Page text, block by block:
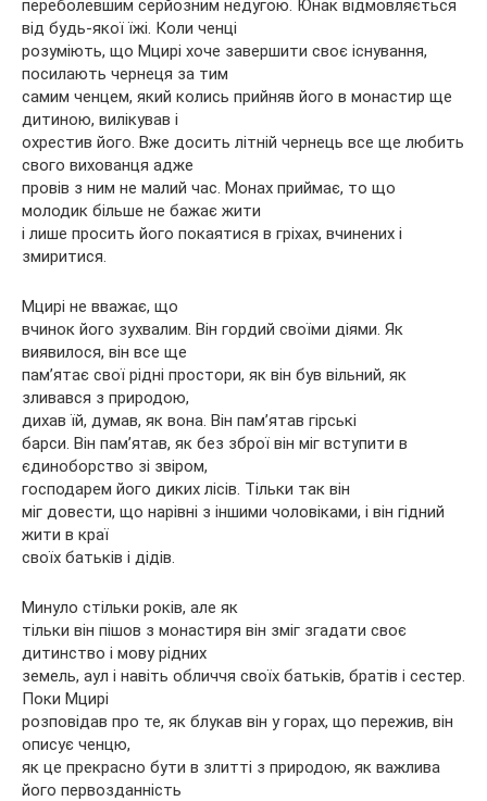
переболевшим серйозним недугою. Юнак відмовляється
від будь-якої їжі. Коли ченці
розуміють, що Мцирі хоче завершити своє існування,
посилають чернеця за тим
самим ченцем, який колись прийняв його в монастир ще
дитиною, вилікував і
охрестив його. Вже досить літній чернець все ще любить
свого вихованця адже
провів з ним не малий час. Монах приймає, то що
молодик більше не бажає жити
і лише просить його покаятися в гріхах, вчинених і
змиритися.
Мцирі не вважає, що
вчинок його зухвалим. Він гордий своїми діями. Як
виявилося, він все ще
пам’ятає свої рідні простори, як він був вільний, як
зливався з природою,
дихав їй, думав, як вона. Він пам’ятав гірські
барси. Він пам’ятав, як без зброї він міг вступити в
єдиноборство зі звіром,
господарем його диких лісів. Тільки так він
міг довести, що нарівні з іншими чоловіками, і він гідний
жити в краї
своїх батьків і дідів.
Минуло стільки років, але як
тільки він пішов з монастиря він зміг згадати своє
дитинство і мову рідних
земель, аул і навіть обличчя своїх батьків, братів і сестер.
Поки Мцирі
розповідав про те, як блукав він у горах, що пережив, він
описує ченцю,
як це прекрасно бути в злитті з природою, як важлива
його первозданність